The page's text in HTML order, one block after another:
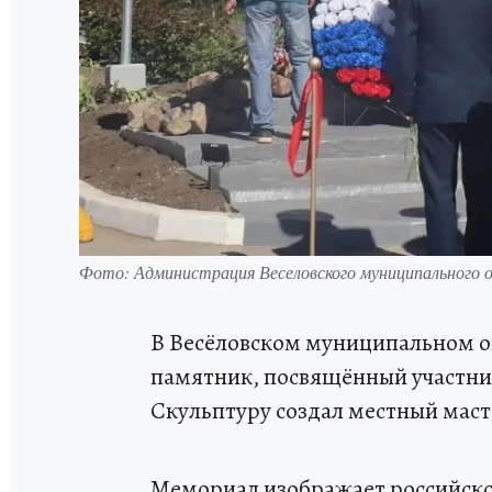
Фото: Администрация Веселовского муниципального
В Весёловском муниципальном
памятник, посвящённый
Скульптуру создал местный